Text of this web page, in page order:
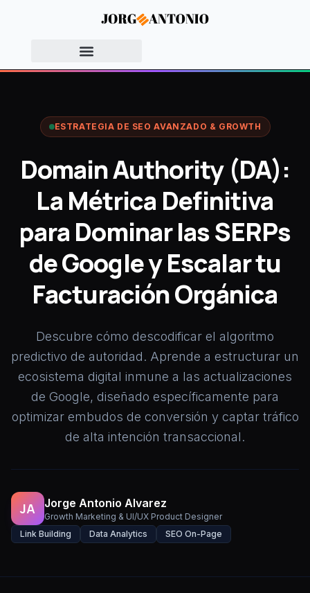
ESTRATEGIA DE SEO AVANZADO & GROWTH
Domain Authority (DA):
La Métrica Definitiva
para Dominar las SERPs
de Google y Escalar tu
Facturación Orgánica
Descubre cómo descodificar el algoritmo
predictivo de autoridad. Aprende a estructurar un
ecosistema digital inmune a las actualizaciones
de Google, diseñado específicamente para
optimizar embudos de conversión y captar tráfico
de alta intención transaccional.
JA Jorge Antonio Alvarez
Growth Marketing & UI/UX Product Designer
Link Building
Data Analytics SEO On-Page